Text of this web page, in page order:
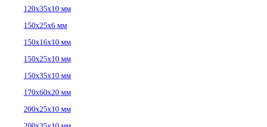
120х35х10 мм
150х25х6 мм
150х16х10 мм
150х25х10 мм
150х35х10 мм
170х60х20 мм
200х25х10 мм